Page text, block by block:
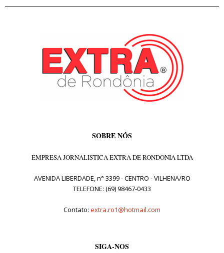
SOBRE NÓS
EMPRESA JORNALISTICA EXTRA DE RONDONIA LTDA
AVENIDA LIBERDADE, n° 3399 - CENTRO - VILHENA/RO
TELEFONE: (69) 98467-0433
Contato: extra.ro1@hotmail.com
SIGA-NOS